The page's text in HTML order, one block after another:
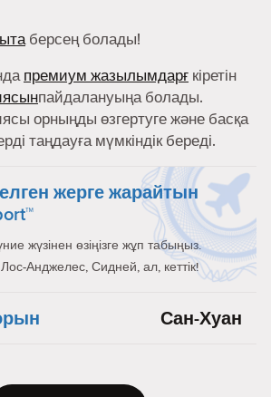
берсең болады!
премиум жазылымдарғ кіретін
пайдалануыңа болады.
орныңды өзгертуге және басқа
таңдауға мүмкіндік береді.
жерге жарайтын
жүзінен өзіңізге жұп табыңыз.
Анджелес, Сидней, ал, кеттік!
Сан-Хуан